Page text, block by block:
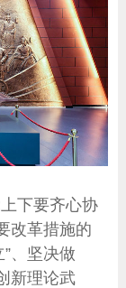
下要齐心协
改革措施的
、坚决做
新理论武